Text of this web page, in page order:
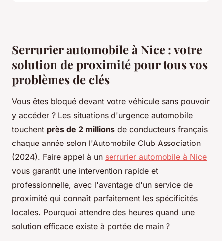
Serrurier automobile à Nice : votre
solution de proximité pour tous vos
problèmes de clés
Vous êtes bloqué devant votre véhicule sans pouvoir
y accéder ? Les situations d'urgence automobile
touchent près de 2 millions de conducteurs français
chaque année selon l'Automobile Club Association
(2024). Faire appel à un serrurier automobile à Nice
vous garantit une intervention rapide et
professionnelle, avec l'avantage d'un service de
proximité qui connaît parfaitement les spécificités
locales. Pourquoi attendre des heures quand une
solution efficace existe à portée de main ?